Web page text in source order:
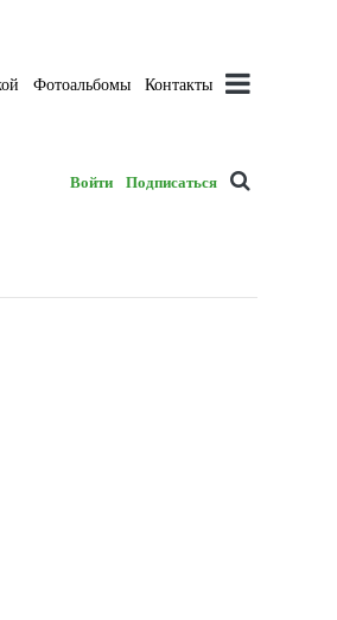
Фотоальбомы Контакты
Войти Подписаться